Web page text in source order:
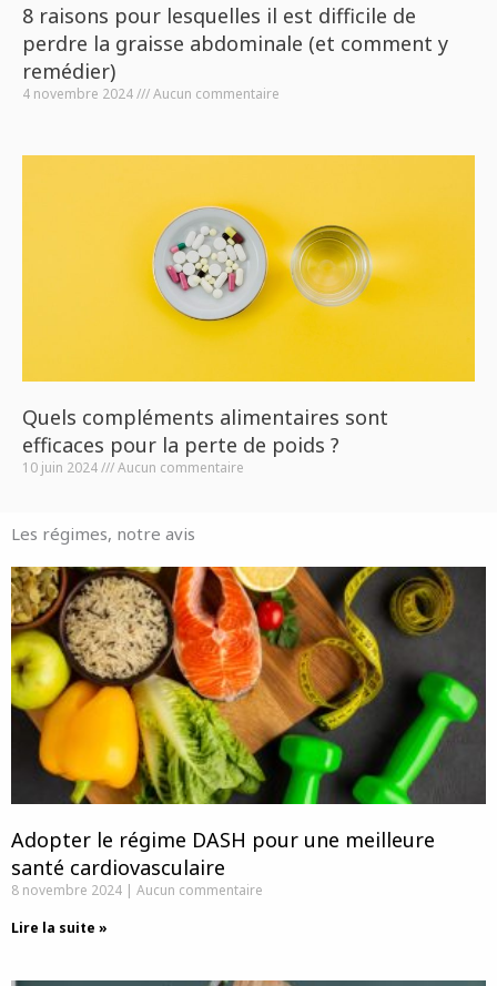
8 raisons pour lesquelles il est difficile de
perdre la graisse abdominale (et comment y
remédier)
4 novembre 2024 Aucun commentaire
Quels compléments alimentaires sont
efficaces pour la perte de poids ?
10 juin 2024 Aucun commentaire
Les régimes, notre avis
Adopter le régime DASH pour une meilleure
santé cardiovasculaire
8 novembre 2024
Aucun commentaire
Lire la suite »